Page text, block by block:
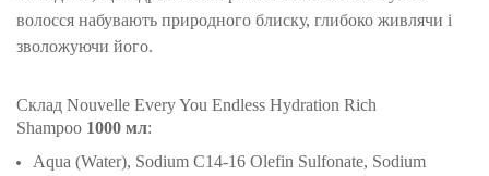
волосся набувають природного блиску, глибоко живлячи і
зволожуючи його.
Склад Nouvelle Every You Endless Hydration Rich
Shampoo 1000 мл:
Aqua (Water), Sodium C14-16 Olefin Sulfonate, Sodium